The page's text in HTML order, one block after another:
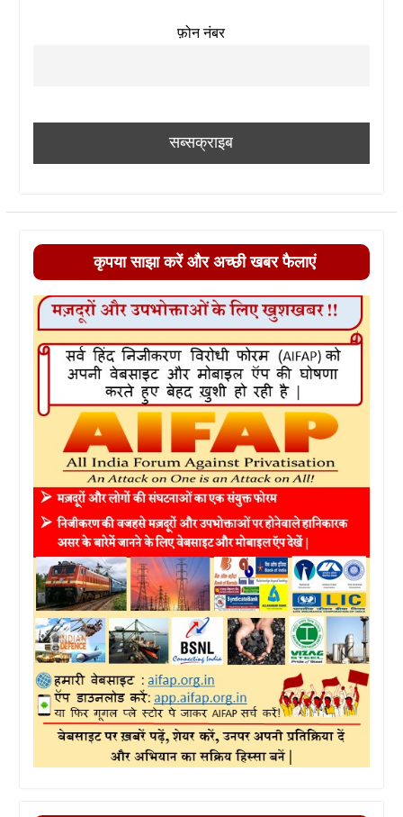
फ़ोन नंबर
कृपया साझा करें और अच्छी खबर फैलाएं